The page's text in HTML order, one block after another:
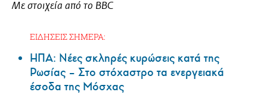
Με στοιχεία από το ΒΒC
ΕΙΔΗΣΕΙΣ ΣΗΜΕΡΑ:
ΗΠΑ: Nέες σκληρές κυρώσεις κατά της
Ρωσίας – Στο στόχαστρο τα ενεργειακά
έσοδα της Μόσχας